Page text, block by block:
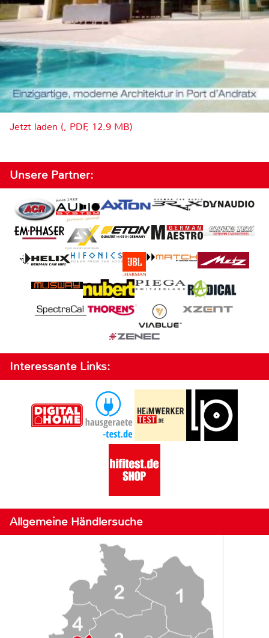
Jetzt laden (, PDF, 12.9 MB)
Unsere Partner:
Interessante Links:
Allgemeine Händlersuche